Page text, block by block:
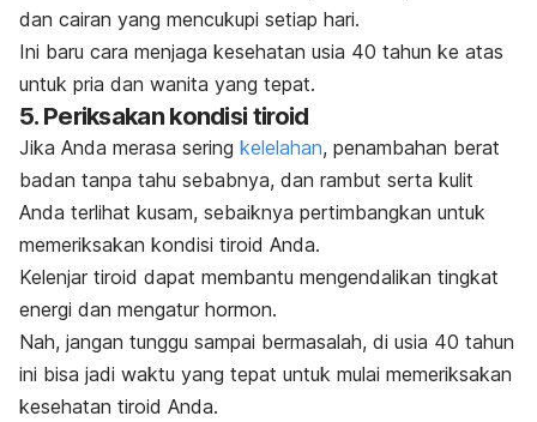
dan cairan yang mencukupi setiap hari.
Ini baru cara menjaga kesehatan usia 40 tahun ke atas
untuk pria dan wanita yang tepat.
5. Periksakan kondisi tiroid
Jika Anda merasa sering kelelahan, penambahan berat
badan tanpa tahu sebabnya, dan rambut serta kulit
Anda terlihat kusam, sebaiknya pertimbangkan untuk
memeriksakan kondisi tiroid Anda.
Kelenjar tiroid dapat membantu mengendalikan tingkat
energi dan mengatur hormon.
Nah, jangan tunggu sampai bermasalah, di usia 40 tahun
ini bisa jadi waktu yang tepat untuk mulai memeriksakan
kesehatan tiroid Anda.